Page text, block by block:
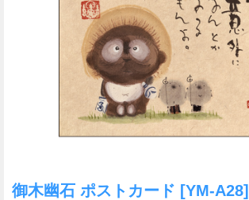
御木幽石 ポストカード [YM-A28]